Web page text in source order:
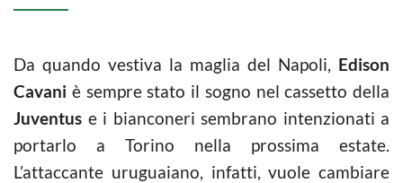
Da quando vestiva la maglia del Napoli, Edison
Cavani è sempre stato il sogno nel cassetto della
Juventus e i bianconeri sembrano intenzionati a
portarlo a Torino nella prossima estate.
L’attaccante uruguaiano, infatti, vuole cambiare